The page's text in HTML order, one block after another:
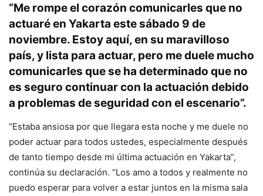
“Me rompe el corazón comunicarles que no
actuaré en Yakarta este sábado 9 de
noviembre. Estoy aquí, en su maravilloso
país, y lista para actuar, pero me duele mucho
comunicarles que se ha determinado que no
es seguro continuar con la actuación debido
a problemas de seguridad con el escenario”.
“Estaba ansiosa por que llegara esta noche y me duele no
poder actuar para todos ustedes, especialmente después
de tanto tiempo desde mi última actuación en Yakarta”,
continúa su declaración. “Los amo a todos y realmente no
puedo esperar para volver a estar juntos en la misma sala